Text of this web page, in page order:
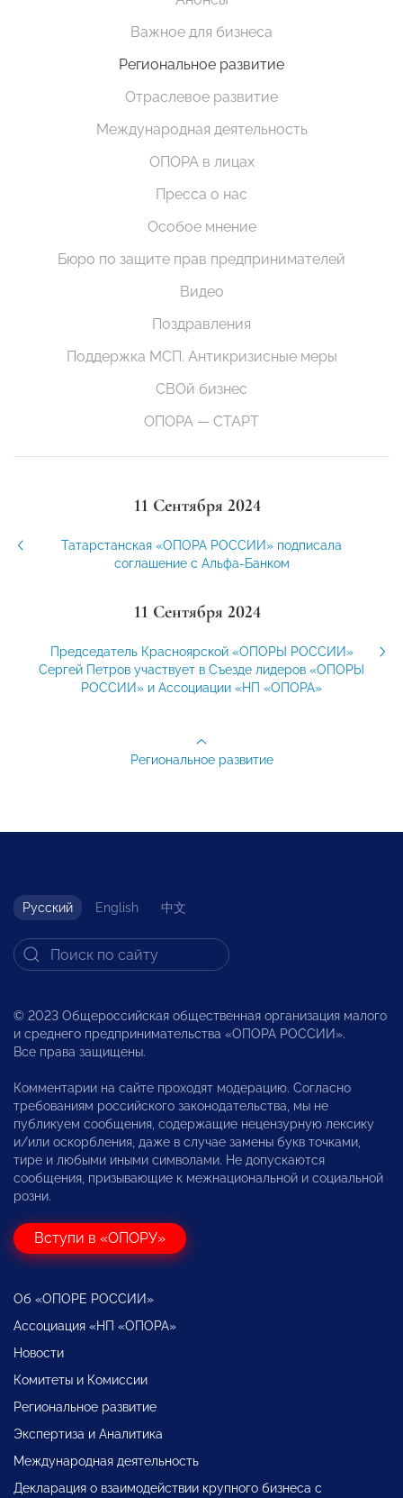
Важное для бизнеса
Региональное развитие
Отраслевое развитие
Международная деятельность
ОПОРА в лицах
Пресса о нас
Особое мнение
Бюро по защите прав предпринимателей
Видео
Поздравления
Поддержка МСП. Антикризисные меры
СВОй бизнес
ОПОРА — СТАРТ
11 Сентября 2024
Татарстанская «ОПОРА РОССИИ» подписала
соглашение с Альфа-Банком
11 Сентября 2024
Председатель Красноярской «ОПОРЫ РОССИИ»
Сергей Петров участвует в Съезде лидеров «ОПОРЫ
РОССИИ» и Ассоциации «НП «ОПОРА»
Региональное развитие
Русский English 中文
© 2023 Общероссийская общественная организация малого
и среднего предпринимательства «ОПОРА РОССИИ».
Все права защищены.
Комментарии на сайте проходят модерацию. Согласно
требованиям российского законодательства, мы не
публикуем сообщения, содержащие нецензурную лексику
и/или оскорбления, даже в случае замены букв точками,
тире и любыми иными символами. Не допускаются
сообщения, призывающие к межнациональной и социальной
розни.
Вступи в «ОПОРУ»
Об «ОПОРЕ РОССИИ»
Ассоциация «НП «ОПОРА»
Новости
Комитеты и Комиссии
Региональное развитие
Экспертиза и Аналитика
Международная деятельность
Декларация о взаимодействии крупного бизнеса с